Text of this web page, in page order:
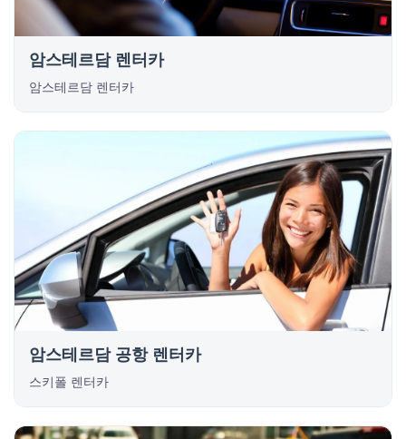
암스테르담 렌터카
암스테르담 렌터카
암스테르담 공항 렌터카
스키폴 렌터카